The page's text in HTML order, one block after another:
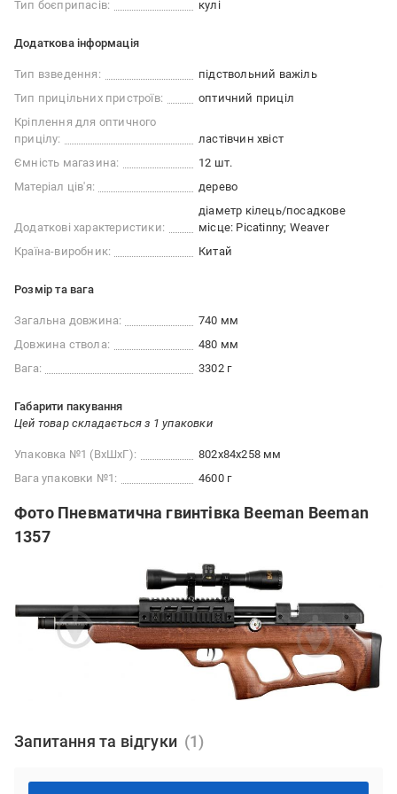
Тип боєприпасів: кулі
Додаткова інформація
Тип взведення:
підствольний важіль
Тип прицільних пристроїв:
оптичний приціл
Кріплення для оптичного
прицілу:
ластівчин хвіст
Ємність магазина:
12 шт.
Матеріал ців'я:
дерево
Додаткові характеристики:
діаметр кілець/посадкове
місце: Picatinny; Weaver
Країна-виробник:
Китай
Розмір та вага
Загальна довжина:
740 мм
Довжина ствола:
480 мм
Вага:
3302 г
Габарити пакування
Цей товар складається з 1 упаковки
Упаковка №1 (ВхШхГ):
802x84x258 мм
Вага упаковки №1:
4600 г
Фото Пневматична гвинтівка Beeman Beeman
1357
Запитання та відгуки